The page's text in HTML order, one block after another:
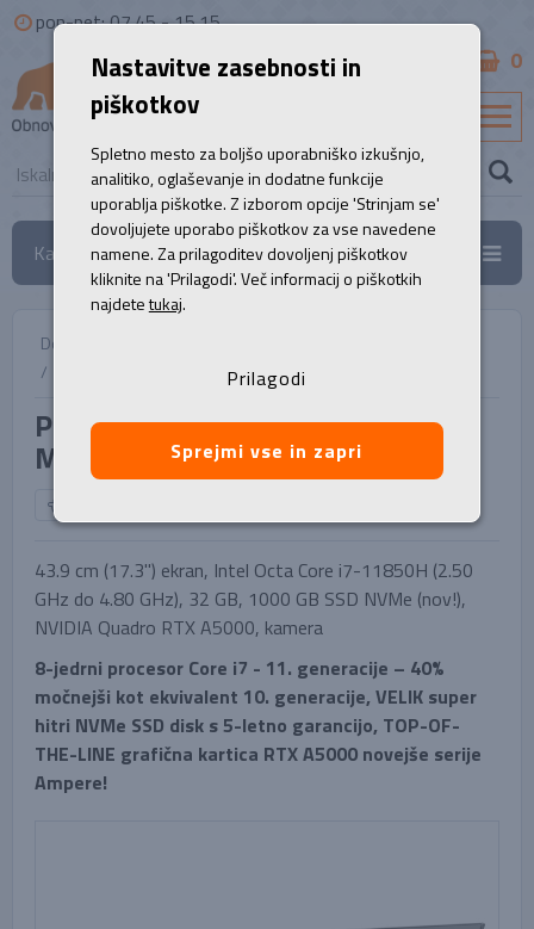
pon-pet: 07.45 - 15.15
0
Kategorije
Domov
/
Prenosnik, HP Zbook 17 G8 FURY Mobile Workstation
Prenosnik, HP Zbook 17 G8 FURY
Mobile Workstation
43.9 cm (17.3'') ekran, Intel Octa Core i7-11850H (2.50
GHz do 4.80 GHz), 32 GB, 1000 GB SSD NVMe (nov!),
NVIDIA Quadro RTX A5000, kamera
8-jedrni procesor Core i7 - 11. generacije – 40%
močnejši kot ekvivalent 10. generacije, VELIK super
hitri NVMe SSD disk s 5-letno garancijo, TOP-OF-
THE-LINE grafična kartica RTX A5000 novejše serije
Ampere!
Nastavitve zasebnosti in
piškotkov
Spletno mesto za boljšo uporabniško izkušnjo,
analitiko, oglaševanje in dodatne funkcije
uporablja piškotke. Z izborom opcije 'Strinjam se'
dovoljujete uporabo piškotkov za vse navedene
namene. Za prilagoditev dovoljenj piškotkov
kliknite na 'Prilagodi'. Več informacij o piškotkih
najdetetukaj.
Prilagodi
Sprejmi vse in zapri